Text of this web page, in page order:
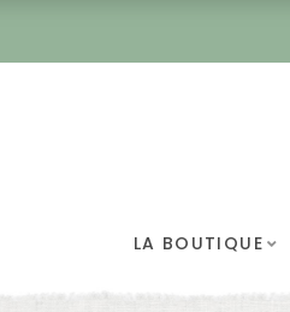
LA BOUTIQUE